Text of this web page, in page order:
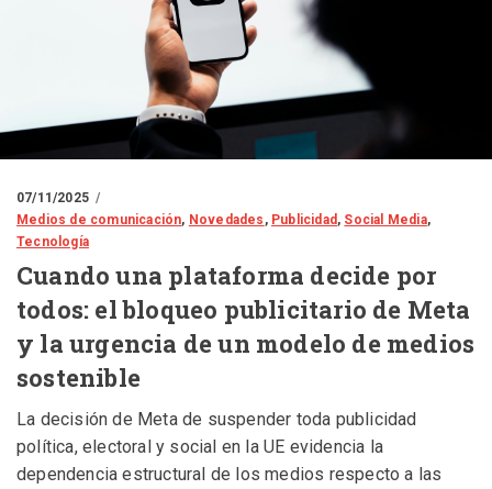
07/11/2025
Medios de comunicación, Novedades , Publicidad , Social Media,
Tecnología
Cuando una plataforma decide por
todos: el bloqueo publicitario de Meta
y la urgencia de un modelo de medios
sostenible
La decisión de Meta de suspender toda publicidad
política, electoral y social en la UE evidencia la
dependencia estructural de los medios respecto a las